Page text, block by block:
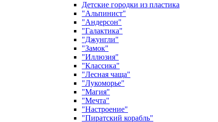
Детские городки из пластика
"Альпинист"
"Андерсон"
"Галактика"
"Джунгли"
"Замок"
"Иллюзия"
"Классика"
"Лесная чаща"
"Лукоморье"
"Магия"
"Мечта"
"Настроение"
"Пиратский корабль"